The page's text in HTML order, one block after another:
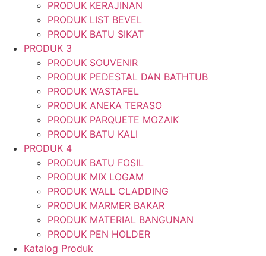
PRODUK KERAJINAN
PRODUK LIST BEVEL
PRODUK BATU SIKAT
PRODUK 3
PRODUK SOUVENIR
PRODUK PEDESTAL DAN BATHTUB
PRODUK WASTAFEL
PRODUK ANEKA TERASO
PRODUK PARQUETE MOZAIK
PRODUK BATU KALI
PRODUK 4
PRODUK BATU FOSIL
PRODUK MIX LOGAM
PRODUK WALL CLADDING
PRODUK MARMER BAKAR
PRODUK MATERIAL BANGUNAN
PRODUK PEN HOLDER
Katalog Produk